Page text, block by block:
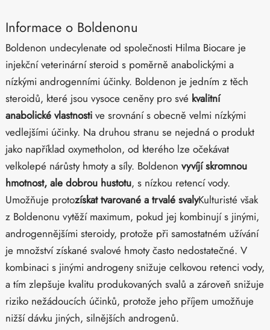
Informace o Boldenonu
Boldenon undecylenate od společnosti Hilma Biocare je
injekční veterinární steroid s poměrně anabolickými a
nízkými androgenními účinky. Boldenon je jedním z těch
steroidů, které jsou vysoce ceněny pro své kvalitní
anabolické vlastnosti ve srovnání s obecně velmi nízkými
vedlejšími účinky. Na druhou stranu se nejedná o produkt
jako například oxymetholon, od kterého lze očekávat
velkolepé nárůsty hmoty a síly. Boldenon vyvíjí skromnou
hmotnost, ale dobrou hustotu, s nízkou retencí vody.
Umožňuje protozískat tvarované a trvalé svalyKulturisté však
z Boldenonu vytěží maximum, pokud jej kombinují s jinými,
androgennějšími steroidy, protože při samostatném užívání
je množství získané svalové hmoty často nedostatečné. V
kombinaci s jinými androgeny snižuje celkovou retenci vody,
a tím zlepšuje kvalitu produkovaných svalů a zároveň snižuje
riziko nežádoucích účinků, protože jeho příjem umožňuje
nižší dávku jiných, silnějších androgenů.